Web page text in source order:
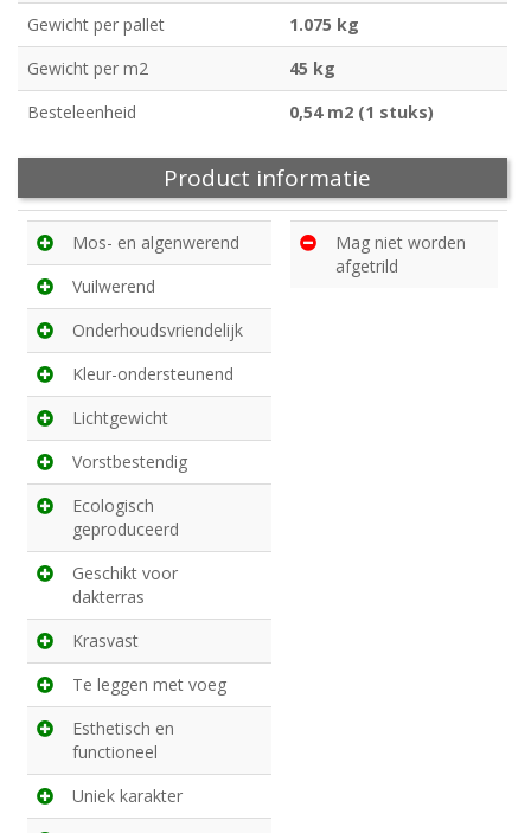
Gewicht per pallet
1.075 kg
Gewicht per m2
45 kg
Besteleenheid
0,54 m2 (1 stuks)
Product informatie
Mos- en algenwerend
Vuilwerend
Onderhoudsvriendelijk
Kleur-ondersteunend
Lichtgewicht
Vorstbestendig
Ecologisch
geproduceerd
Geschikt voor
dakterras
Krasvast
Te leggen met voeg
Esthetisch en
functioneel
Uniek karakter
Mag niet worden
afgetrild